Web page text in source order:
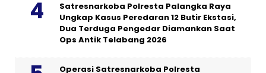
Satresnarkoba Polresta Palangka Raya
Ungkap Kasus Peredaran 12 Butir Ekstasi,
Dua Terduga Pengedar Diamankan Saat
Ops Antik Telabang 2026
Operasi Satresnarkoba Polresta